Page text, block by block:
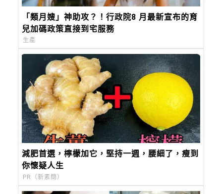
「類月嫂」神助攻？！行政院8 月最新宣布的育
兒加碼政策直接到宅服務
生產
減肥首選，檸檬加它，堅持一週，腰細了，瘦到
你懷疑人生
PR（新素簡）